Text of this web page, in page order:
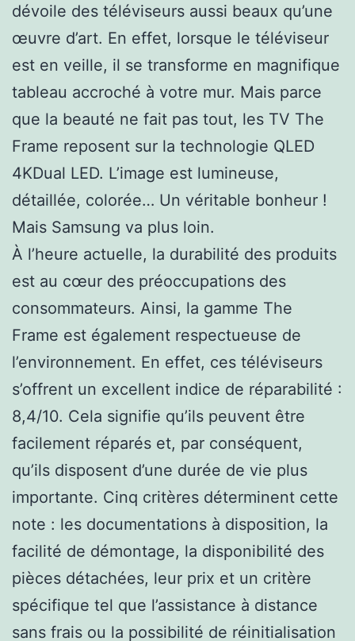
dévoile des téléviseurs aussi beaux qu’une
œuvre d’art. En effet, lorsque le téléviseur
est en veille, il se transforme en magnifique
tableau accroché à votre mur. Mais parce
que la beauté ne fait pas tout, les TV The
Frame reposent sur la technologie QLED
4KDual LED. L’image est lumineuse,
détaillée, colorée… Un véritable bonheur !
Mais Samsung va plus loin.
À l’heure actuelle, la durabilité des produits
est au cœur des préoccupations des
consommateurs. Ainsi, la gamme The
Frame est également respectueuse de
l’environnement. En effet, ces téléviseurs
s’offrent un excellent indice de réparabilité :
8,4/10. Cela signifie qu’ils peuvent être
facilement réparés et, par conséquent,
qu’ils disposent d’une durée de vie plus
importante. Cinq critères déterminent cette
note : les documentations à disposition, la
facilité de démontage, la disponibilité des
pièces détachées, leur prix et un critère
spécifique tel que l’assistance à distance
sans frais ou la possibilité de réinitialisation